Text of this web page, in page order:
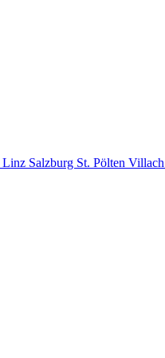
Linz Salzburg St. Pölten Villach